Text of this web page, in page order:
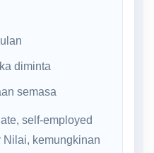
diminta
semasa
self-employed
Nilai, kemungkinan